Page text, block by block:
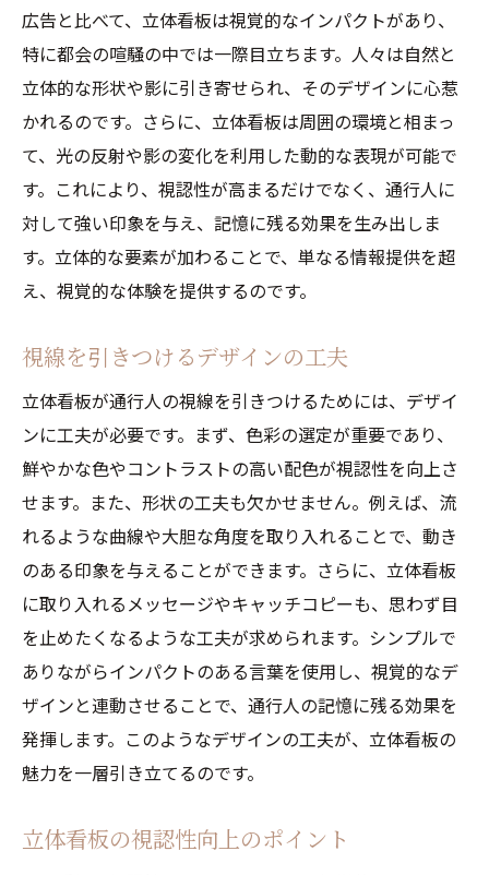
広告と比べて、立体看板は視覚的なインパクトがあり、
特に都会の喧騒の中では一際目立ちます。人々は自然と
立体的な形状や影に引き寄せられ、そのデザインに心惹
かれるのです。さらに、立体看板は周囲の環境と相まっ
て、光の反射や影の変化を利用した動的な表現が可能で
す。これにより、視認性が高まるだけでなく、通行人に
対して強い印象を与え、記憶に残る効果を生み出しま
す。立体的な要素が加わることで、単なる情報提供を超
え、視覚的な体験を提供するのです。
視線を引きつけるデザインの工夫
立体看板が通行人の視線を引きつけるためには、デザイ
ンに工夫が必要です。まず、色彩の選定が重要であり、
鮮やかな色やコントラストの高い配色が視認性を向上さ
せます。また、形状の工夫も欠かせません。例えば、流
れるような曲線や大胆な角度を取り入れることで、動き
のある印象を与えることができます。さらに、立体看板
に取り入れるメッセージやキャッチコピーも、思わず目
を止めたくなるような工夫が求められます。シンプルで
ありながらインパクトのある言葉を使用し、視覚的なデ
ザインと連動させることで、通行人の記憶に残る効果を
発揮します。このようなデザインの工夫が、立体看板の
魅力を一層引き立てるのです。
立体看板の視認性向上のポイント